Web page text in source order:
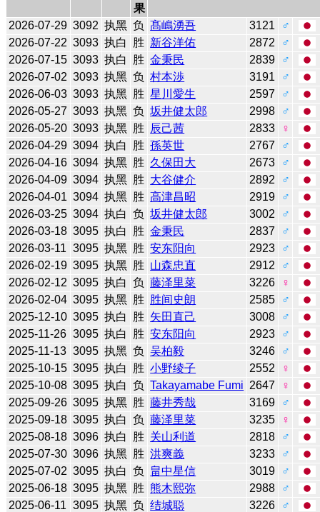
果
2026-07-29 3092 执黑 负 髙嶋湧吾 3121
♂
2026-07-22 3093 执白 胜 新谷洋佑 2872
♂
2026-07-15 3093 执白 胜 金秉民 2839
♂
2026-07-02 3093 执黑 负 村本渉 3191
♂
2026-06-03 3093 执黑 胜 星川愛生 2597
♂
2026-05-27 3093 执黑 负 坂井健太郎 2998
♂
2026-05-20 3093 执黑 胜 辰己茜 2833
♀
2026-04-29 3094 执白 胜 孫英世 2767
♂
2026-04-16 3094 执黑 胜 久保田大 2673
♂
2026-04-09 3094 执黑 胜 大谷健介 2892
♂
2026-04-01 3094 执黑 胜 高津昌昭 2919
♂
2026-03-25 3094 执白 负 坂井健太郎 3002
♂
2026-03-18 3095 执白 胜 金秉民 2837
♂
2026-03-11 3095 执黑 胜 安东阳向 2923
♂
2026-02-19 3095 执黑 胜 山森忠直 2912
♂
2026-02-12 3095 执白 负 藤泽里菜 3226
♀
2026-02-04 3095 执黑 胜 胜间史朗 2585
♂
2025-12-10 3095 执白 胜 矢田直己 3008
♂
2025-11-26 3095 执白 胜 安东阳向 2923
♂
2025-11-13 3095 执黑 负 吴柏毅 3246
♂
2025-10-15 3095 执白 胜 小野绫子 2552
♀
2025-10-08 3095 执白 负 Takayamabe Fumi 2647
♀
2025-09-26 3095 执黑 胜 藤井秀哉 3169
♂
2025-09-18 3095 执白 负 藤泽里菜 3235
♀
2025-08-18 3096 执白 胜 关山利道 2818
♂
2025-07-30 3096 执黑 胜 洪爽義 3233
♂
2025-07-02 3095 执白 负 畠中星信 3019
♂
2025-06-18 3095 执黑 胜 熊木熙弥 2988
♂
2025-06-11 3095 执黑 负 结城聪 3226
♂